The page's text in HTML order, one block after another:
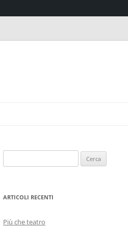
per:
ARTICOLI RECENTI
Più che teatro